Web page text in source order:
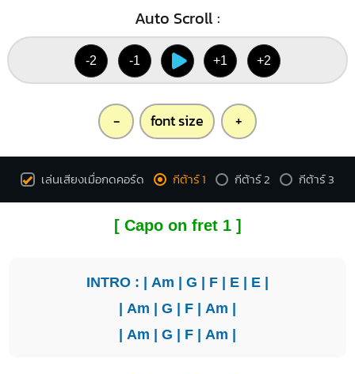
Auto Scroll :
-2 -1 +1 +2
- font size +
เล่นเสียงเมื่อกดคอร์ด กีต้าร์ 1 กีต้าร์ 2 กีต้าร์ 3
[ Capo on fret 1 ]
INTRO : | Am | G | F | E | E |
| Am | G | F | Am |
| Am | G | F | Am |